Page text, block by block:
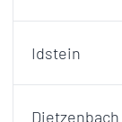
Idstein
Dietzenbach